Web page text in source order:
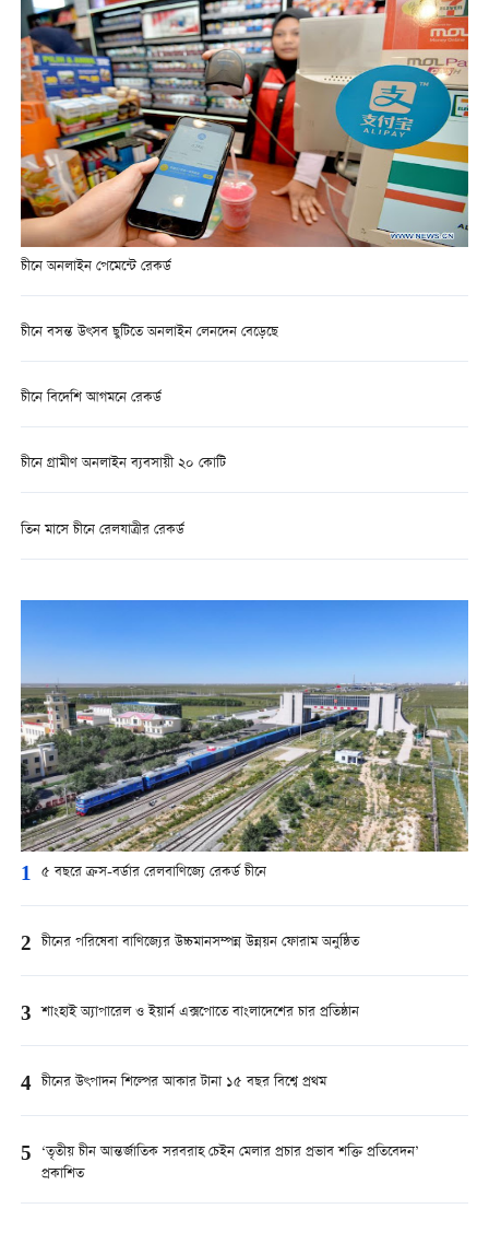
চীনে অনলাইন পেমেন্টে রেকর্ড
চীনে বসন্ত উৎসব ছুটিতে অনলাইন লেনদেন বেড়েছে
চীনে বিদেশি আগমনে রেকর্ড
চীনে গ্রামীণ অনলাইন ব্যবসায়ী ২০ কোটি
তিন মাসে চীনে রেলযাত্রীর রেকর্ড
1 ৫ বছরে ক্রস-বর্ডার রেলবাণিজ্যে রেকর্ড চীনে
2 চীনের পরিষেবা বাণিজ্যের উচ্চমানসম্পন্ন উন্নয়ন ফোরাম অনুষ্ঠিত
3 শাংহাই অ্যাপারেল ও ইয়ার্ন এক্সপোতে বাংলাদেশের চার প্রতিষ্ঠান
4 চীনের উৎপাদন শিল্পের আকার টানা ১৫ বছর বিশ্বে প্রথম
5 ‘তৃতীয় চীন আন্তর্জাতিক সরবরাহ চেইন মেলার প্রচার প্রভাব শক্তি প্রতিবেদন’
প্রকাশিত